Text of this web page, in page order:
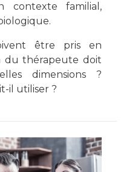
contexte familial,
être pris en
du thérapeute doit
dimensions ?
il utiliser ?